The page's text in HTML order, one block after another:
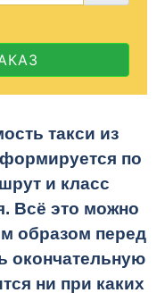
такси из
по
и класс
Всё это можно
образом перед
окончательную
ни при каких